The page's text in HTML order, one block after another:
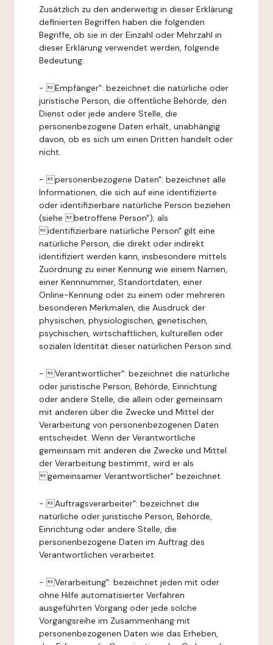
Zusätzlich zu den anderweitig in dieser Erklärung
definierten Begriffen haben die folgenden
Begriffe, ob sie in der Einzahl oder Mehrzahl in
dieser Erklärung verwendet werden, folgende
Bedeutung:
- Empfänger": bezeichnet die natürliche oder
juristische Person, die öffentliche Behörde, den
Dienst oder jede andere Stelle, die
personenbezogene Daten erhält, unabhängig
davon, ob es sich um einen Dritten handelt oder
nicht.
- personenbezogene Daten": bezeichnet alle
Informationen, die sich auf eine identifizierte
oder identifizierbare natürliche Person beziehen
(siehe betroffene Person"); als
identifizierbare natürliche Person" gilt eine
natürliche Person, die direkt oder indirekt
identifiziert werden kann, insbesondere mittels
Zuordnung zu einer Kennung wie einem Namen,
einer Kennnummer, Standortdaten, einer
Online-Kennung oder zu einem oder mehreren
besonderen Merkmalen, die Ausdruck der
physischen, physiologischen, genetischen,
psychischen, wirtschaftlichen, kulturellen oder
sozialen Identität dieser natürlichen Person sind.
- Verantwortlicher": bezeichnet die natürliche
oder juristische Person, Behörde, Einrichtung
oder andere Stelle, die allein oder gemeinsam
mit anderen über die Zwecke und Mittel der
Verarbeitung von personenbezogenen Daten
entscheidet. Wenn der Verantwortliche
gemeinsam mit anderen die Zwecke und Mittel
der Verarbeitung bestimmt, wird er als
gemeinsamer Verantwortlicher" bezeichnet.
- Auftragsverarbeiter": bezeichnet die
natürliche oder juristische Person, Behörde,
Einrichtung oder andere Stelle, die
personenbezogene Daten im Auftrag des
Verantwortlichen verarbeitet.
- Verarbeitung": bezeichnet jeden mit oder
ohne Hilfe automatisierter Verfahren
ausgeführten Vorgang oder jede solche
Vorgangsreihe im Zusammenhang mit
personenbezogenen Daten wie das Erheben,